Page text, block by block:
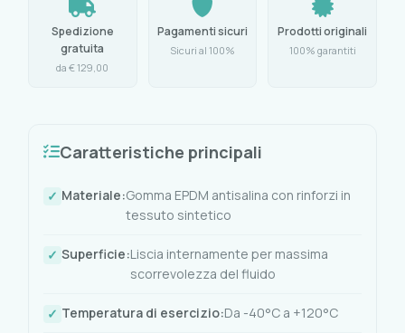
Spedizione
gratuita
da € 129,00
Pagamenti sicuri
Sicuri al 100%
Prodotti originali
100% garantiti
Caratteristiche principali
Materiale:Gomma EPDM antisalina con rinforzi in
tessuto sintetico
Superficie:Liscia internamente per massima
scorrevolezza del fluido
Temperatura di esercizio:Da -40°C a +120°C